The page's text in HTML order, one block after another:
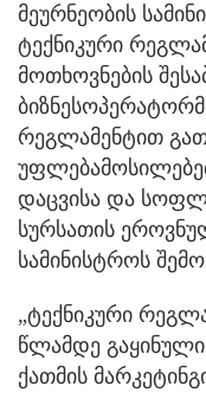
მეურნეობის
ტექნიკური
მოთხოვნების
რეგლამენტით
დაცვისა და
სურსათის
სამინისტროს
„ტექნიკური
წლამდე
ქათმის